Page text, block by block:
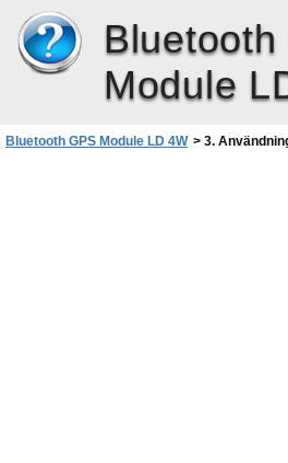
Bluetooth
Module
Bluetooth GPS Module LD 4W > 3.